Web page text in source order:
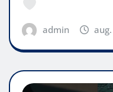
admin